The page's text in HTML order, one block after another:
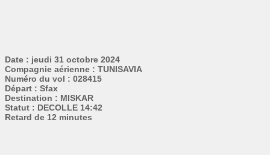
Date : jeudi 31 octobre 2024
Compagnie aérienne : TUNISAVIA
Numéro du vol : 028415
Départ : Sfax
Destination : MISKAR
Statut : DECOLLE 14:42
Retard de 12 minutes